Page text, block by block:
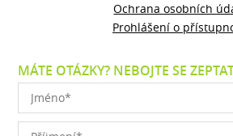
Ochrana osobních
Prohlášení o
MÁTE OTÁZKY? NEBOJTE SE